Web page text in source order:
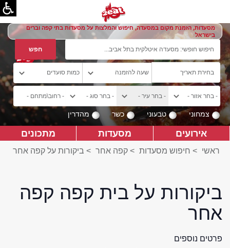
מסעדות, הזמנת מקום במסעדה, חיפוש והמלצות על מסעדות בתי קפה וברים
בישראל
צמחוני טבעוני כשר מהדרין
אירועים מסעדות מתכונים
ראשי > חיפוש מסעדות > קפה אחר > ביקורות על קפה אחר
ביקורות על בית קפה קפה
אחר
פרטים נוספים